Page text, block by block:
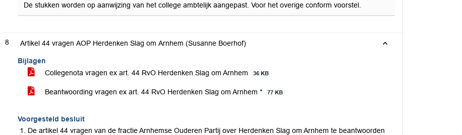
De stukken worden op aanwijzing van het college ambtelijk aangepast. Voor het overige conform voorstel.
8 Artikel 44 vragen AOP Herdenken Slag om Arnhem (Susanne Boerhof)
Bijlagen
Collegenota vragen ex art. 44 RvO Herdenken Slag om Arnhem
36 KB
Beantwoording vragen ex art. 44 RvO Herdenken Slag om Arnhem * 77 KB
Voorgesteld besluit
De artikel 44 vragen van de fractie Arnhemse Ouderen Partij over Herdenken Slag om Arnhem te beantwoorden